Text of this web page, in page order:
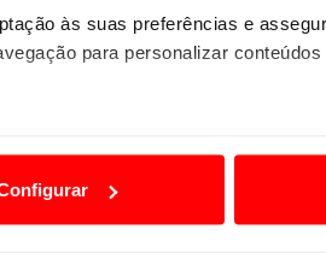
às suas preferências e
para personalizar
personalizar conteúdos e